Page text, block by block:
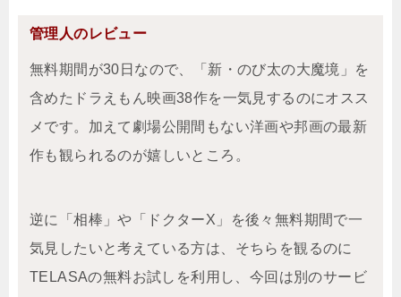
管理人のレビュー
無料期間が30日なので、「新・のび太の大魔境」を
含めたドラえもん映画38作を一気見するのにオスス
メです。加えて劇場公開間もない洋画や邦画の最新
作も観られるのが嬉しいところ。
逆に「相棒」や「ドクターX」を後々無料期間で一
気見したいと考えている方は、そちらを観るのに
TELASAの無料お試しを利用し、今回は別のサービ